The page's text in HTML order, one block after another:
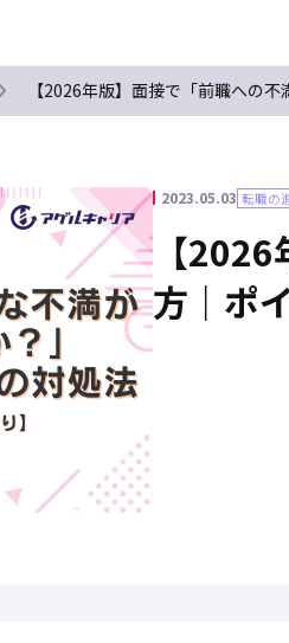
【2026年版】面接で「前職への
2023.05.03 転職の
【
方｜ポ